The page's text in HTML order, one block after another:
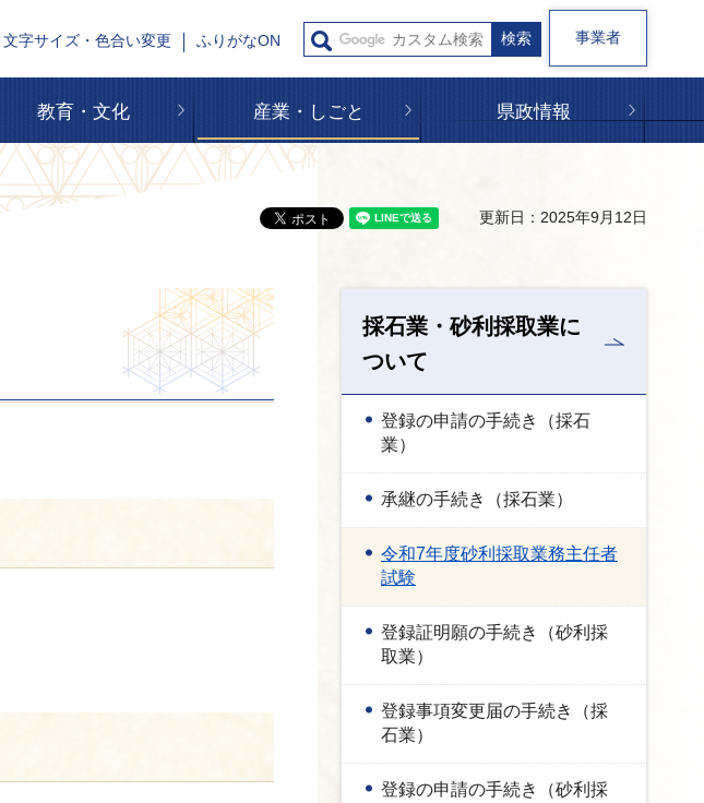
文字サイズ・色合い変更 ふりがなON 事業者
教育・文化 産業・しごと 県政情報
更新日：2025年9月12日
採石業・砂利採取業に
ついて
登録の申請の手続き（採石
業）
承継の手続き（採石業）
令和7年度砂利採取業務主任者
試験
登録証明願の手続き（砂利採
取業）
登録事項変更届の手続き（採
石業）
登録の申請の手続き（砂利採